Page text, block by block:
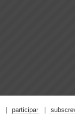
participar